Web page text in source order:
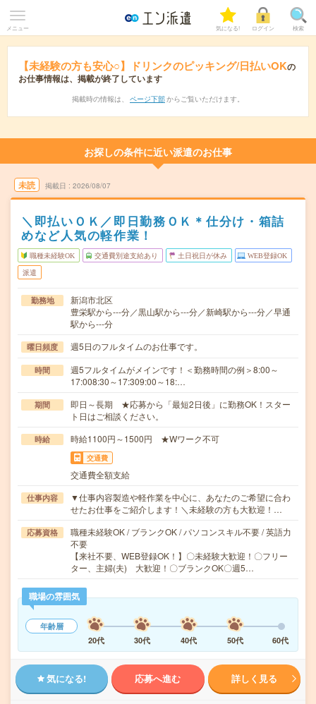
メニュー 気になる! ログイン 検索
【未経験の方も安心○】ドリンクのピッキング/日払いOKの
お仕事情報は、掲載が終了しています
掲載時の情報は、 ページ下部 からご覧いただけます。
お探しの条件に近い派遣のお仕事
未読 掲載日 2026/08/07
＼即払いＯＫ／即日勤務ＯＫ＊仕分け・箱詰
めなど人気の軽作業！
職種未経験OK 交通費別途支給あり 土日祝日が休み WEB登録OK
派遣
勤務地
新潟市北区
豊栄駅から---分／黒山駅から---分／新崎駅から---分／早通
駅から---分
曜日頻度 週5日のフルタイムのお仕事です。
時間
週5フルタイムがメインです！＜勤務時間の例＞8:00～
17:008:30～17:309:00～18:…
期間
即日～長期 ★応募から「最短2日後」に勤務OK！スター
ト日はご相談ください。
時給 時給1100円～1500円 ★Wワーク不可
交通費
交通費全額支給
仕事内容
▼仕事内容製造や軽作業を中心に、あなたのご希望に合わ
せたお仕事をご紹介します！＼未経験の方も大歓迎！…
応募資格
職種未経験OK / ブランクOK / パソコンスキル不要 / 英語力
不要
【来社不要、WEB登録OK！】〇未経験大歓迎！〇フリー
ター、主婦(夫) 大歓迎！〇ブランクOK〇週5…
職場の雰囲気
年齢層
20代
30代 40代 50代 60代
気になる! 応募へ進む 詳しく見る